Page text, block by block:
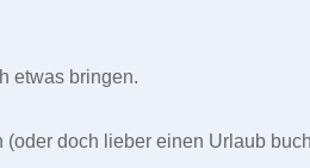
etwas bringen.
doch lieber einen Urlaub